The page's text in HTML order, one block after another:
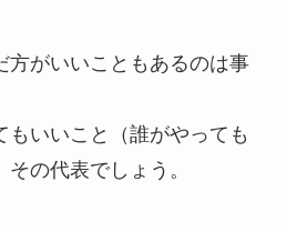
方がいいこともあるのは事
もいいこと（誰がやっても
の代表でしょう。